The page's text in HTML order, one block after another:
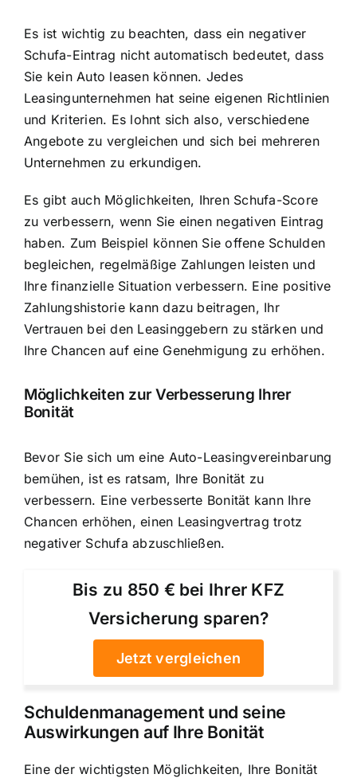
Es ist wichtig zu beachten, dass ein negativer
Schufa-Eintrag nicht automatisch bedeutet, dass
Sie kein Auto leasen können. Jedes
Leasingunternehmen hat seine eigenen Richtlinien
und Kriterien. Es lohnt sich also, verschiedene
Angebote zu vergleichen und sich bei mehreren
Unternehmen zu erkundigen.
Es gibt auch Möglichkeiten, Ihren Schufa-Score
zu verbessern, wenn Sie einen negativen Eintrag
haben. Zum Beispiel können Sie offene Schulden
begleichen, regelmäßige Zahlungen leisten und
Ihre finanzielle Situation verbessern. Eine positive
Zahlungshistorie kann dazu beitragen, Ihr
Vertrauen bei den Leasinggebern zu stärken und
Ihre Chancen auf eine Genehmigung zu erhöhen.
Möglichkeiten zur Verbesserung Ihrer
Bonität
Bevor Sie sich um eine Auto-Leasingvereinbarung
bemühen, ist es ratsam, Ihre Bonität zu
verbessern. Eine verbesserte Bonität kann Ihre
Chancen erhöhen, einen Leasingvertrag trotz
negativer Schufa abzuschließen.
Bis zu 850 € bei Ihrer KFZ
Versicherung sparen?
Jetzt vergleichen
Schuldenmanagement und seine
Auswirkungen auf Ihre Bonität
Eine der wichtigsten Möglichkeiten, Ihre Bonität